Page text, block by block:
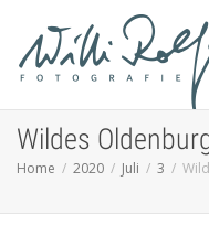
Wildes
Home 2020 Juli 3